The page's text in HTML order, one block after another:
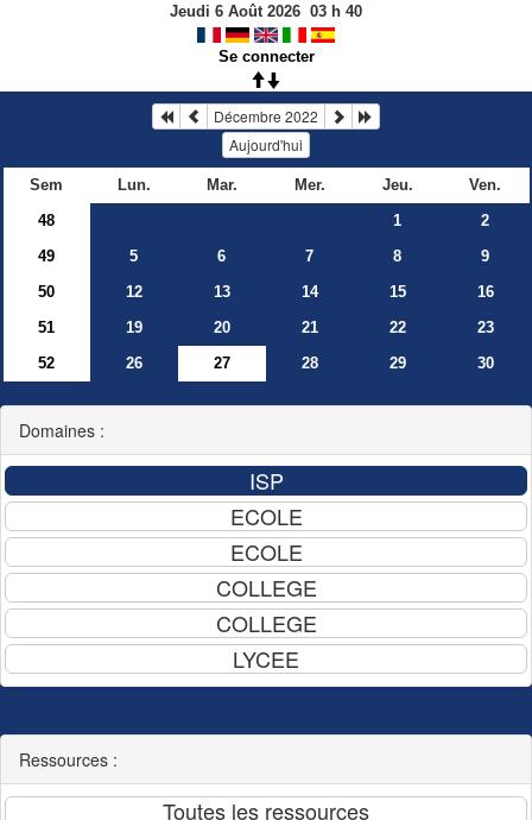
Jeudi 6 Août 2026 03 h 40
Se connecter
Décembre 2022
Aujourd'hui
Sem Lun. Mar. Mer. Jeu.
Ven.
48
1
2
49
5 6 7 8
9
50
12 13 14 15
16
51
19 20 21 22
23
52
26 27 28 29 30
Domaines :
Ressources :